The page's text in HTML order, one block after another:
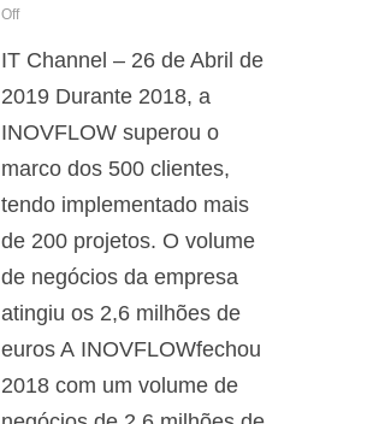
Off
IT Channel – 26 de Abril de
2019 Durante 2018, a
INOVFLOW superou o
marco dos 500 clientes,
tendo implementado mais
de 200 projetos. O volume
de negócios da empresa
atingiu os 2,6 milhões de
euros A INOVFLOWfechou
2018 com um volume de